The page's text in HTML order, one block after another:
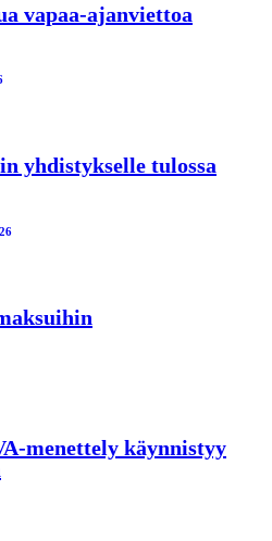
vapaa-ajanviettoa
yhdistykselle tulossa
menettely käynnistyy